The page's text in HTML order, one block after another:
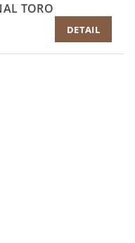
TORO
DETAIL